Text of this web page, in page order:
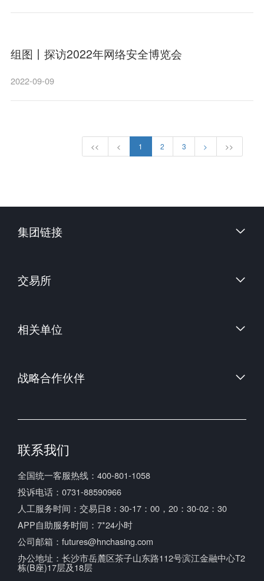
组图丨探访2022年网络安全博览会
2022-09-09
<< < 1 2 3 > >>
集团链接
交易所
中国金融期货交易所
大连商品交易所
相关单位
中国期货业协会
战略合作伙伴
联系我们
全国统一客服热线：400-801-1058
投诉电话：0731-88590966
人工服务时间：交易日8：30-17：00，20：30-02：30
APP自助服务时间：7*24小时
公司邮箱：futures@hnchasing.com
办公地址：长沙市岳麓区茶子山东路112号滨江金融中心T2
栋(B座)17层及18层